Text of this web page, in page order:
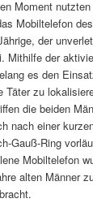
Moment
Mobiltelefon
der
Mithilfe der
es den
Täter zu
die beiden
nach einer
Gauß-Ring
Mobiltelefon
alten Männer